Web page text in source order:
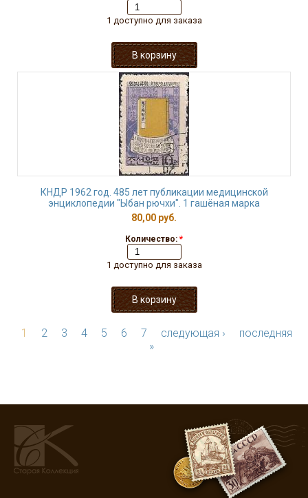
1 доступно для заказа
КНДР 1962 год. 485 лет публикации медицинской
энциклопедии "Ыбан рючхи". 1 гашёная марка
80,00 руб.
Количество: *
1 доступно для заказа
1 2 3 4 5 6 7 следующая ›
последняя
»